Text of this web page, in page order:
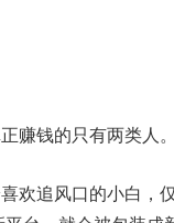
赚钱的只有两类人。
欢追风口的小白，